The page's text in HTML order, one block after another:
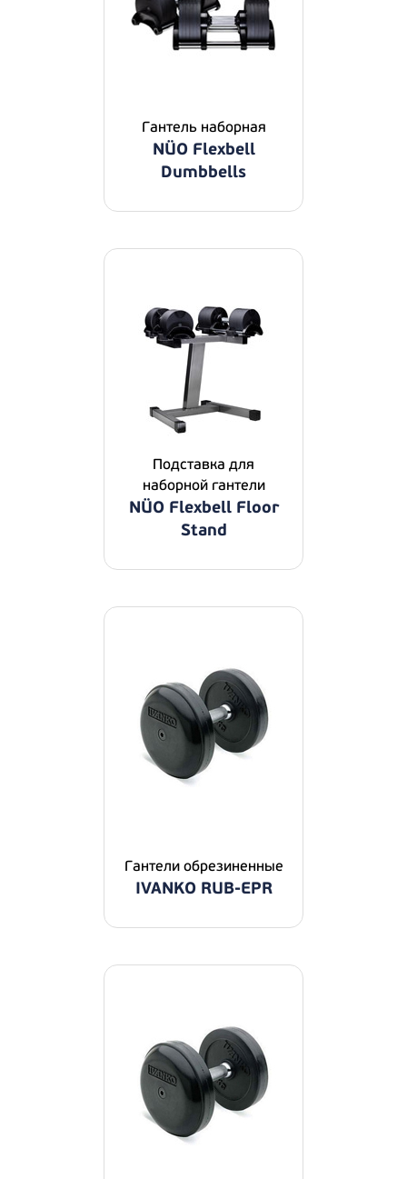
Гантель наборная
NÜO Flexbell
Dumbbells
Подставка для
наборной гантели
NÜO Flexbell Floor
Stand
Гантели обрезиненные
IVANKO RUB-EPR